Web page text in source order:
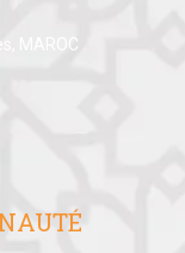
MAROC